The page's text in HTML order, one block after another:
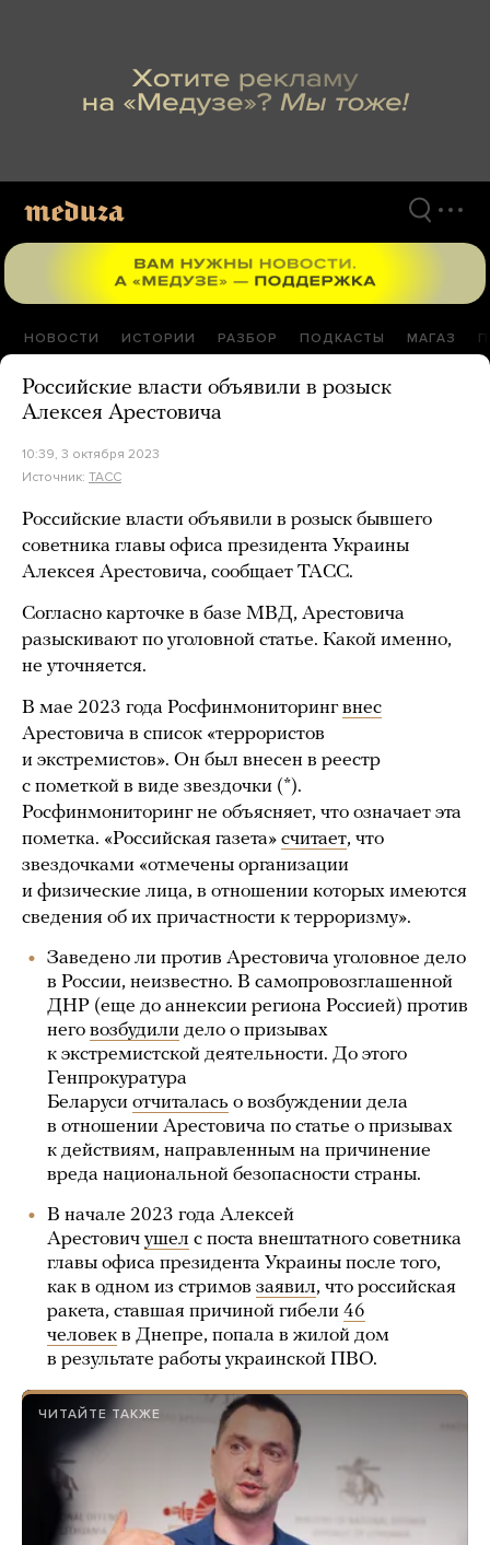
НОВОСТИ ИСТОРИИ РАЗБОР ПОДКАСТЫ МАГАЗ
Российские власти объявили в розыск
Алексея Арестовича
10:39, 3 октября 2023
Источник: ТАСС
Российские власти объявили в розыск бывшего
советника главы офиса президента Украины
Алексея Арестовича, сообщает ТАСС.
Согласно карточке в базе МВД, Арестовича
разыскивают по уголовной статье. Какой именно,
не уточняется.
В мае 2023 года Росфинмониторингвнес
Арестовича в список «террористов
и экстремистов». Он был внесен в реестр
с пометкой в виде звездочки (*).
Росфинмониторинг не объясняет, что означает эта
пометка. «Российская газета» считает, что
звездочками «отмечены организации
и физические лица, в отношении которых имеются
сведения об их причастности к терроризму».
Заведено ли против Арестовича уголовное дело
в России, неизвестно. В самопровозглашенной
ДНР (еще до аннексии региона Россией) против
него возбудили дело о призывах
к экстремистской деятельности. До этого
Генпрокуратура
Беларуси отчиталась о возбуждении дела
в отношении Арестовича по статье о призывах
к действиям, направленным на причинение
вреда национальной безопасности страны.
В начале 2023 года Алексей
Арестович ушел с поста внештатного советника
главы офиса президента Украины после того,
как в одном из стримов заявил, что российская
ракета, ставшая причиной гибели 46
человек в Днепре, попала в жилой дом
в результате работы украинской ПВО.
ЧИТАЙТЕ ТАКЖЕ